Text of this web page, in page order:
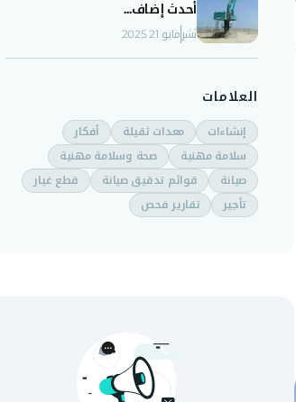
أحدث إضاف...
نُشر مايو 21 2025
العلامات
إنشاءات معدات ثقيلة
أفكار
سلامة مهنية
صحة وسلامة مهنية
صيانة
قوائم تدقيق صيانة
قطع غيار
تأجير
تقارير فحص